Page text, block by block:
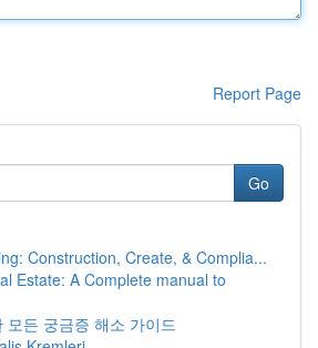
Report Page
Go
Construction, Create, & Complia...
Estate: A Complete manual to
모든 궁금증 해소 가이드